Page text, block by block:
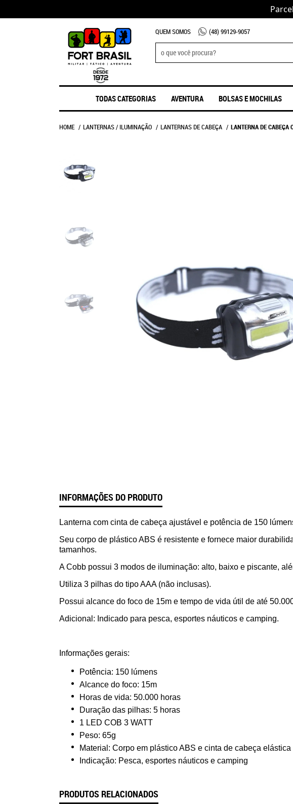
QUEM SOMOS (48) 99129-9057
TODAS CATEGORIAS AVENTURA BOLSAS E MOCHILAS
HOME LANTERNAS / ILUMINAÇÃO LANTERNAS DE CABEÇA LANTERNA DE CABEÇA
INFORMAÇÕES DO PRODUTO
Lanterna com cinta de cabeça ajustável e potência de 150
Seu corpo de plástico ABS é resistente e fornece maior
tamanhos.
A Cobb possui 3 modos de iluminação: alto, baixo e piscante,
Utiliza 3 pilhas do tipo AAA (não inclusas).
Possui alcance do foco de 15m e tempo de vida útil de até
Adicional: Indicado para pesca, esportes náuticos e camping.
Informações gerais:
Potência: 150 lúmens
Alcance do foco: 15m
Horas de vida: 50.000 horas
Duração das pilhas: 5 horas
1 LED COB 3 WATT
Peso: 65g
Material: Corpo em plástico ABS e cinta de cabeça elástica
Indicação: Pesca, esportes náuticos e camping
PRODUTOS RELACIONADOS